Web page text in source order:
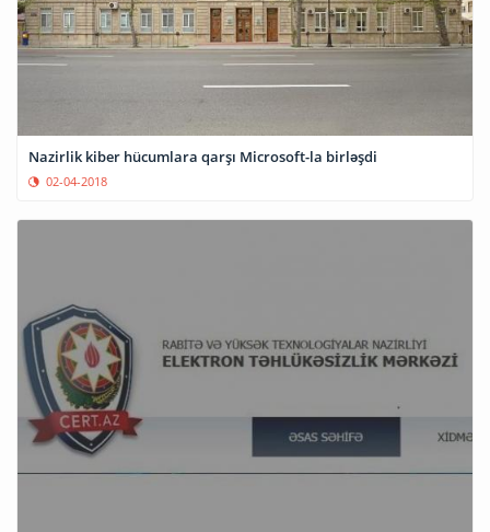
Nazirlik kiber hücumlara qarşı Microsoft-la birləşdi
02-04-2018